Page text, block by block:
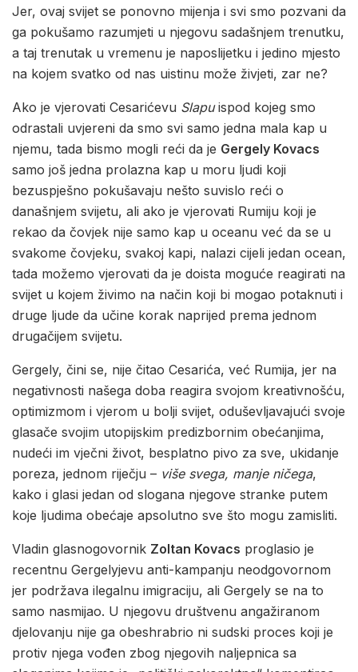
Jer, ovaj svijet se ponovno mijenja i svi smo pozvani da
ga pokušamo razumjeti u njegovu sadašnjem trenutku,
a taj trenutak u vremenu je naposlijetku i jedino mjesto
na kojem svatko od nas uistinu može živjeti, zar ne?
Ako je vjerovati Cesarićevu Slapuispod kojeg smo
odrastali uvjereni da smo svi samo jedna mala kap u
njemu, tada bismo mogli reći da je Gergely Kovacs
samo još jedna prolazna kap u moru ljudi koji
bezuspješno pokušavaju nešto suvislo reći o
današnjem svijetu, ali ako je vjerovati Rumiju koji je
rekao da čovjek nije samo kap u oceanu već da se u
svakome čovjeku, svakoj kapi, nalazi cijeli jedan ocean,
tada možemo vjerovati da je doista moguće reagirati na
svijet u kojem živimo na način koji bi mogao potaknuti i
druge ljude da učine korak naprijed prema jednom
drugačijem svijetu.
Gergely, čini se, nije čitao Cesarića, već Rumija, jer na
negativnosti našega doba reagira svojom kreativnošću,
optimizmom i vjerom u bolji svijet, oduševljavajući svoje
glasače svojim utopijskim predizbornim obećanjima,
nudeći im vječni život, besplatno pivo za sve, ukidanje
poreza, jednom riječju – više svega, manje ničega,
kako i glasi jedan od slogana njegove stranke putem
koje ljudima obećaje apsolutno sve što mogu zamisliti.
Vladin glasnogovornik Zoltan Kovacs proglasio je
recentnu Gergelyjevu anti-kampanju neodgovornom
jer podržava ilegalnu imigraciju, ali Gergely se na to
samo nasmijao. U njegovu društvenu angažiranom
djelovanju nije ga obeshrabrio ni sudski proces koji je
protiv njega vođen zbog njegovih naljepnica sa